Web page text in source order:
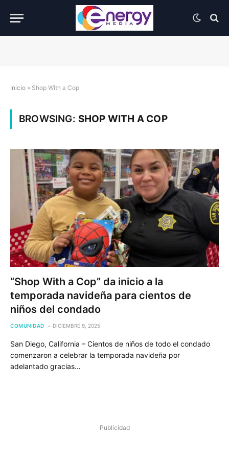
Inicio » Shop With a Cop
BROWSING: SHOP WITH A COP
“Shop With a Cop” da inicio a la
temporada navideña para cientos de
niños del condado
COMUNIDAD DICIEMBRE 9, 2025
San Diego, California – Cientos de niños de todo el condado
comenzaron a celebrar la temporada navideña por
adelantado gracias…
Publicidad